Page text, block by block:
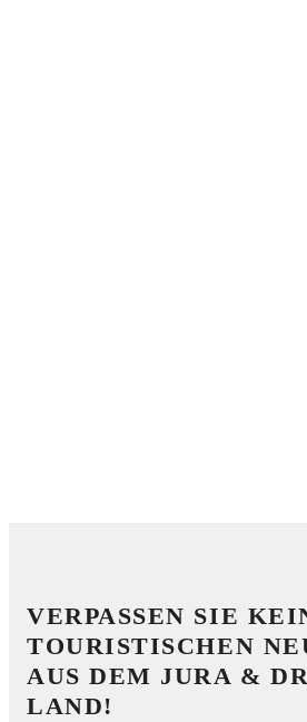
VERPASSEN SIE
TOURISTISCHEN
AUS DEM JURA &
LAND!